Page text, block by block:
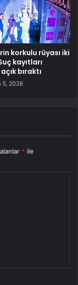
korkulu rüyası iki
kayıtları
bıraktı
5, 2026
* ile